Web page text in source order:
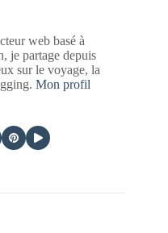
web basé à
je partage depuis
sur le voyage, la
Mon profil